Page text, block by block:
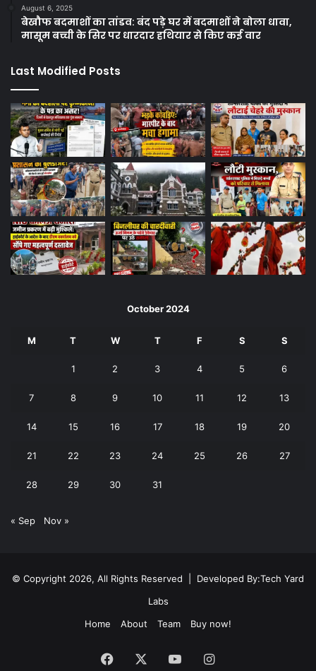
August 6, 2025
बेखौफ बदमाशों का तांडव: बंद पड़े घर में बदमाशों ने बोला धावा,
मासूम बच्ची के सिर पर धारदार हथियार से किए कई वार
Last Modified Posts
October 2024
M T W T F S S
1 2 3 4 5 6
7 8 9 10 11 12 13
14 15 16 17 18 19 20
21 22 23 24 25 26 27
28 29 30 31
« Sep Nov »
© Copyright 2026, All Rights Reserved | Developed By:Tech Yard
Labs
Home
About Team Buy now!
Facebook YouTubeInstagram